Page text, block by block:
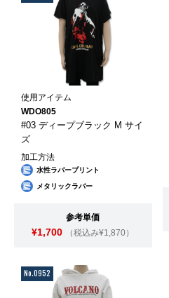
使用アイテム
WDO805
#03 ディープブラック M サイ
ズ
加工方法
水性ラバープリント
メタリックラバー
参考単価
¥1,700 （税込み¥1,870）
No.0952